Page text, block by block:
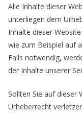
Alle Inhalte dieser
unterliegen dem
Inhalte dieser
wie zum Beispiel auf
Falls notwendig,
der Inhalte unserer
Sollten Sie auf dieser
Urheberrecht